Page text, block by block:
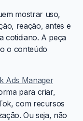
mostrar uso,
reação, antes e
cotidiano. A peça
o conteúdo
Ads Manager
para criar,
com recursos
Ou seja, não